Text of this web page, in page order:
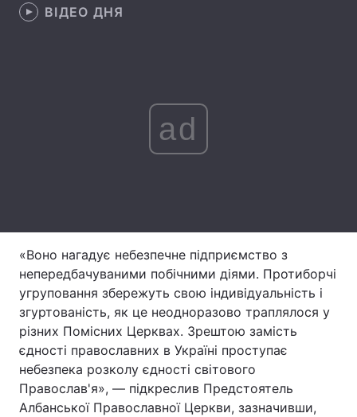
Зброя
Регіони
Архів Вакансії
Контакти
Послуги
ВІДЕО ДНЯ
ad
«Воно нагадує небезпечне підприємство з
непередбачуваними побічними діями. Протиборчі
угруповання збережуть свою індивідуальність і
згуртованість, як це неодноразово траплялося у
різних Помісних Церквах. Зрештою замість
єдності православних в Україні проступає
небезпека розколу єдності світового
Православ'я», — підкреслив Предстоятель
Албанської Православної Церкви, зазначивши,